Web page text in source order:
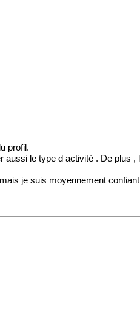
profil.
aussi le type d activité . De plus
je suis moyennement